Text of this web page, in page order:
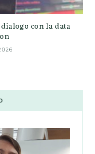
con la data